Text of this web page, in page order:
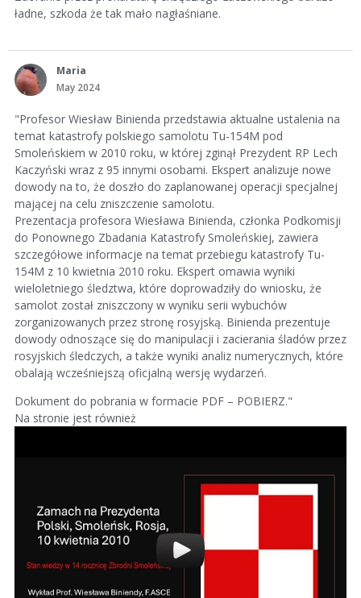
ładne, szkoda że tak mało nagłaśniane.
Maria
May 2024
"Profesor Wiesław Binienda przedstawia aktualne ustalenia na
temat katastrofy polskiego samolotu Tu-154M pod
Smoleńskiem w 2010 roku, w której zginął Prezydent RP Lech
Kaczyński wraz z 95 innymi osobami. Ekspert analizuje nowe
dowody na to, że doszło do zaplanowanej operacji specjalnej
mającej na celu zniszczenie samolotu.
Prezentacja profesora Wiesława Binienda, członka Podkomisji
do Ponownego Zbadania Katastrofy Smoleńskiej, zawiera
szczegółowe informacje na temat przebiegu katastrofy Tu-
154M z 10 kwietnia 2010 roku. Ekspert omawia wyniki
wieloletniego śledztwa, które doprowadziły do wniosku, że
samolot został zniszczony w wyniku serii wybuchów
zorganizowanych przez stronę rosyjską. Binienda prezentuje
dowody odnoszące się do manipulacji i zacierania śladów przez
rosyjskich śledczych, a także wyniki analiz numerycznych, które
obalają wcześniejszą oficjalną wersję wydarzeń.
Dokument do pobrania w formacie PDF – POBIERZ."
Na stronie jest również